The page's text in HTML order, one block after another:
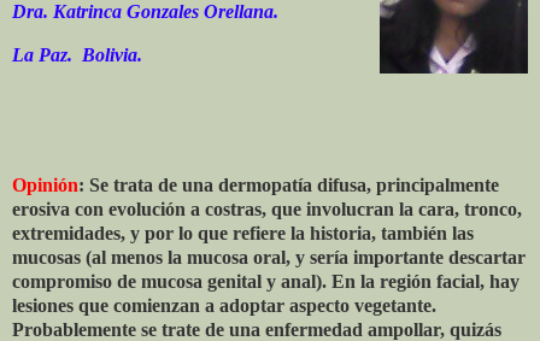
Dra. Katrinca Gonzales Orellana.
La Paz. Bolivia.
Opinión: Se trata de una dermopatía difusa, principalmente
erosiva con evolución a costras, que involucran la cara, tronco,
extremidades, y por lo que refiere la historia, también las
mucosas (al menos la mucosa oral, y sería importante descartar
compromiso de mucosa genital y anal). En la región facial, hay
lesiones que comienzan a adoptar aspecto vegetante.
Probablemente se trate de una enfermedad ampollar, quizás